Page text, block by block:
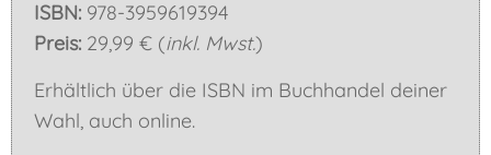
ISBN: 978-3959619394
Preis: 29,99 € (inkl. Mwst.)
Erhältlich über die ISBN im Buchhandel deiner
Wahl, auch online.